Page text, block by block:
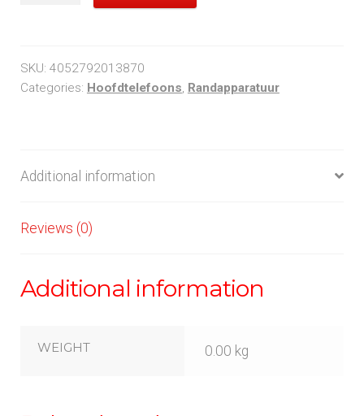
Headset
quantity
SKU: 4052792013870
Categories: Hoofdtelefoons, Randapparatuur
Additional information
Reviews (0)
Additional information
WEIGHT 0.00 kg